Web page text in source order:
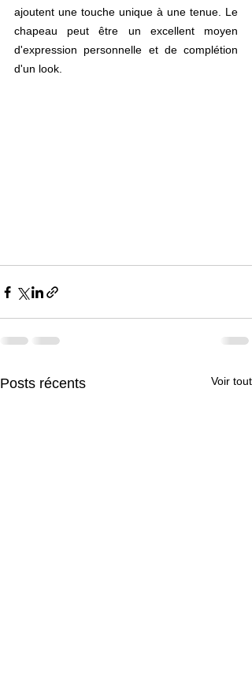
ajoutent une touche unique à une tenue. Le
chapeau peut être un excellent moyen
d'expression personnelle et de complétion
d'un look.
Posts récents Voir tout